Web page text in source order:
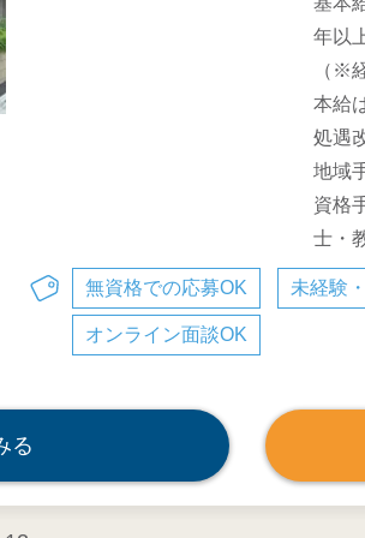
年以
（※
本給
処遇
地域
資格
士・
無資格での応募OK 未経験
オンライン面談OK
る